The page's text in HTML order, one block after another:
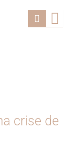
crise de